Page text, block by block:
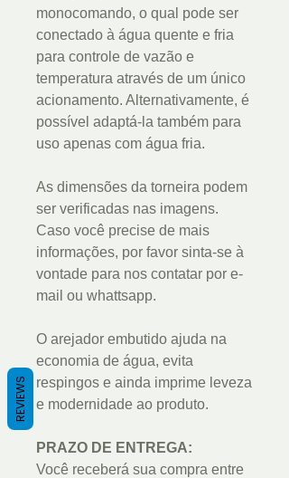
monocomando, o qual pode ser
conectado à água quente e fria
para controle de vazão e
temperatura através de um único
acionamento. Alternativamente, é
possível adaptá-la também para
uso apenas com água fria.
As dimensões da torneira podem
ser verificadas nas imagens.
Caso você precise de mais
informações, por favor sinta-se à
vontade para nos contatar por e-
mail ou whattsapp.
O arejador embutido ajuda na
economia de água, evita
respingos e ainda imprime leveza
e modernidade ao produto.
PRAZO DE ENTREGA:
Você receberá sua compra entre
REVIEWS